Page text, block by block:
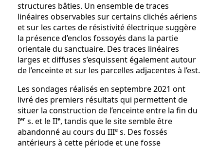
structures bâties. Un ensemble de traces
linéaires observables sur certains clichés aériens
et sur les cartes de résistivité électrique suggère
la présence d’enclos fossoyés dans la partie
orientale du sanctuaire. Des traces linéaires
larges et diffuses s’esquissent également autour
de l’enceinte et sur les parcelles adjacentes à l’est.
Les sondages réalisés en septembre 2021 ont
livré des premiers résultats qui permettent de
situer la construction de l’enceinte entre la fin du
Ier s. et le IIe, tandis que le site semble être
abandonné au cours du IIIe s. Des fossés
antérieurs à cette période et une fosse